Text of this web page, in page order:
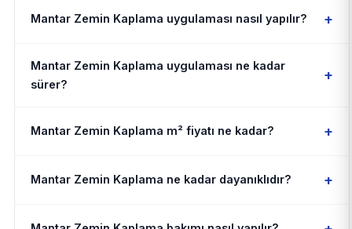
Mantar Zemin Kaplama uygulaması nasıl yapılır? +
Mantar Zemin Kaplama uygulaması ne kadar
sürer?
+
Mantar Zemin Kaplama m² fiyatı ne kadar? +
Mantar Zemin Kaplama ne kadar dayanıklıdır? +